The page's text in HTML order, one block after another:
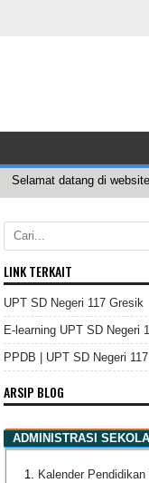
Selamat datang di website
LINK TERKAIT
UPT SD Negeri 117 Gresik
E-learning UPT SD Negeri
PPDB | UPT SD Negeri
ARSIP BLOG
ADMINISTRASI
Kalender